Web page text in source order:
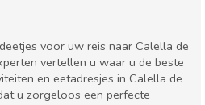
voor uw reis naar Calella de
vertellen u waar u de beste
en eetadresjes in Calella de
u zorgeloos een perfecte